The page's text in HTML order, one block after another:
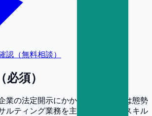
認（無料相談）
須）
業の法定開示にかかる監査もしくは態勢
ルティング業務を主導した経験・スキル